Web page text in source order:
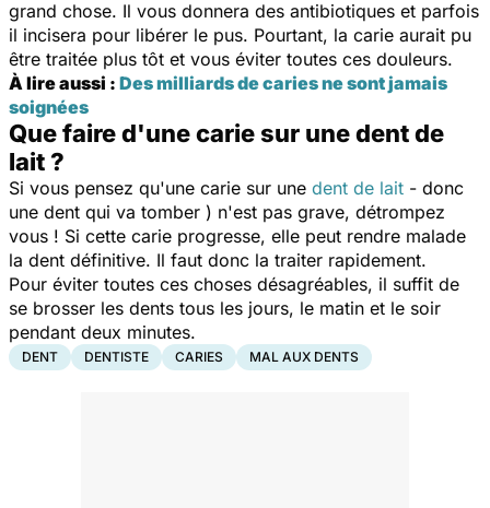
grand chose. Il vous donnera des antibiotiques et parfois
il incisera pour libérer le pus. Pourtant, la carie aurait pu
être traitée plus tôt et vous éviter toutes ces douleurs.
À lire aussi : Des milliards de caries ne sont jamais
soignées
Que faire d'une carie sur une dent de
lait ?
Si vous pensez qu'une carie sur une dent de lait - donc
une dent qui va tomber ) n'est pas grave, détrompez
vous ! Si cette carie progresse, elle peut rendre malade
la dent définitive. Il faut donc la traiter rapidement.
Pour éviter toutes ces choses désagréables, il suffit de
se brosser les dents tous les jours, le matin et le soir
pendant deux minutes.
DENT DENTISTE CARIES MAL AUX DENTS